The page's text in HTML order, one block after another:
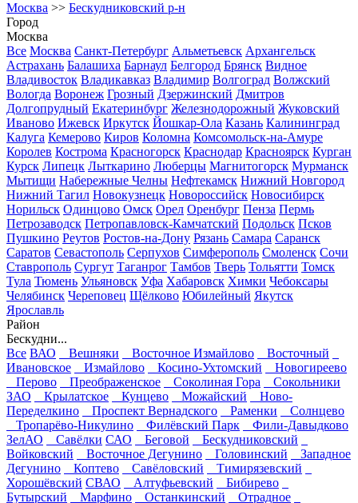
Москва >> Бескудниковский р-н
Город
Москва
Все Москва Санкт-Петербург Альметьевск Архангельск
Астрахань Балашиха Барнаул Белгород Брянск Видное
Владивосток Владикавказ Владимир Волгоград Волжский
Вологда Воронеж Грозный Дзержинский Дмитров
Долгопрудный Екатеринбург Железнодорожный Жуковский
Иваново Ижевск Иркутск Йошкар-Ола Казань Калининград
Калуга Кемерово Киров Коломна Комсомольск-на-Амуре
Королев Кострома Красногорск Краснодар Красноярск Курган
Курск Липецк Лыткарино Люберцы Магнитогорск Мурманск
Мытищи Набережные Челны Нефтекамск Нижний Новгород
Нижний Тагил Новокузнецк Новороссийск Новосибирск
Норильск Одинцово Омск Орел Оренбург Пенза Пермь
Петрозаводск Петропавловск-Камчатский Подольск Псков
Пушкино Реутов Ростов-на-Дону Рязань Самара Саранск
Саратов Севастополь Серпухов Симферополь Смоленск Сочи
Ставрополь Сургут Таганрог Тамбов Тверь Тольятти Томск
Тула Тюмень Ульяновск Уфа Хабаровск Химки Чебоксары
Челябинск Череповец Щёлково Юбилейный Якутск
Ярославль
Район
Бескудни...
Все ВАО Вешняки Восточное Измайлово
Восточный
Ивановское
Измайлово Косино-Ухтомский
Новогиреево
Перово
Преображенское Соколиная Гора
Сокольники
ЗАО
Крылатское Кунцево Можайский
Ново-
Переделкино
Проспект Вернадского Раменки
Солнцево
Тропарёво-Никулино
Филёвский Парк
Фили-Давыдково
ЗелАО
Савёлки САО Беговой
Бескудниковский
Войковский
Восточное Дегунино Головинский
Западное
Дегунино
Коптево Савёловский
Тимирязевский
Хорошёвский СВАО Алтуфьевский
Бибирево
Бутырский
Марфино Останкинский
Отрадное